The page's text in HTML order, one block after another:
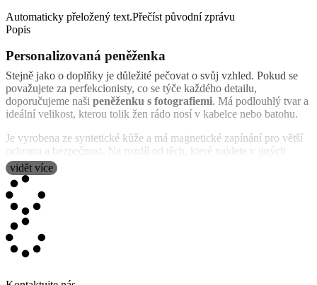
Automaticky přeložený text.Přečíst původní zprávu
Popis
Personalizovaná peněženka
Stejně jako o doplňky je důležité pečovat o svůj vzhled. Pokud se
považujete za perfekcionisty, co se týče každého detailu,
doporučujeme naši peněženku s fotografiemi. Má podlouhlý tvar a
ideální velikost, kterou tolik žen rádo nosí v kabelce nebo batohu.
Je vyrobena ze syntetické kůže a má magnetické zapínání pro větší
ochranu a bezpečnost. Na rozdíl od těch, které najdete v jiných
obchodech, lze tyto dámské peněženky přizpůsobit vašim
oblíbeným fotografiím a textům. Pokud nevíte,
vyrobit, je to velmi jednoduché, protože si do ní můžete přidat, co
chcete, ale také vám dáváme možnost vybrat si některou z našich
předpřipravených šablon a během několika minut získáte ten
nejoriginálnější model.
Má místo na bankovky, tři kreditní karty, průkaz totožnosti a prostor
vidět více